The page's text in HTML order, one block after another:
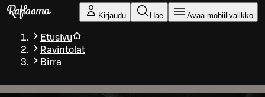
Siirry pääsisältöön
Kirjaudu Hae Avaa mobiilivalikko
Etusivu
Ravintolat
Birra